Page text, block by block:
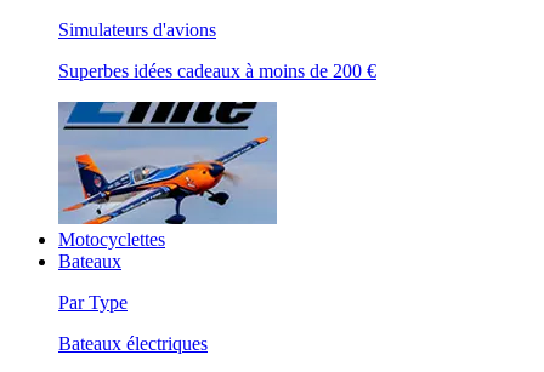
Simulateurs d'avions
Superbes idées cadeaux à moins de 200 €
Motocyclettes
Bateaux
Par Type
Bateaux électriques